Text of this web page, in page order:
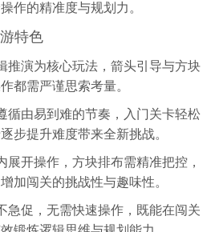
作的精准度与规划力。
特色
推演为核心玩法，箭头引导与方块
都需严谨思索考量。
循由易到难的节奏，入门关卡轻松
步提升难度带来全新挑战。
开操作，方块排布需精准把控，
加闯关的挑战性与趣味性。
急促，无需快速操作，既能在闯关